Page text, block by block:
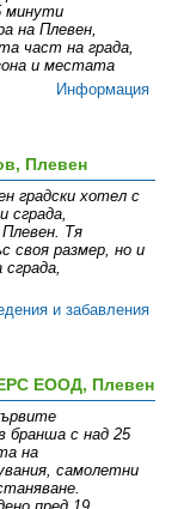
минути
на Плевен,
част на града,
и местата
Информация
Плевен
градски хотел с
сграда,
Тя
своя размер, но и
и забавления
ЕООД, Плевен
бранша с над 25
на
самолетни